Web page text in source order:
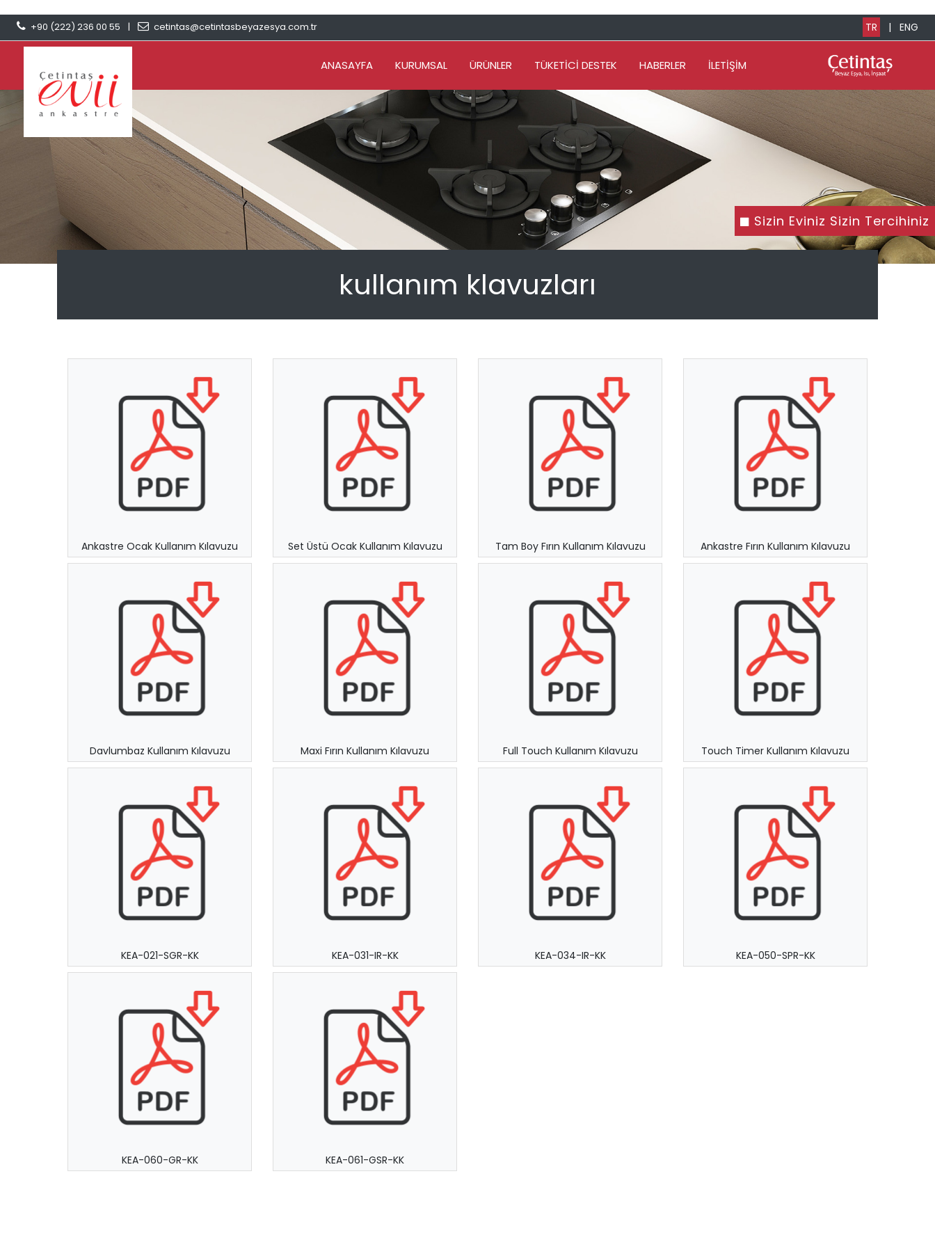
+90 (222) 236 00 55 | cetintas@cetintasbeyazesya.com.tr TR | ENG
ANASAYFA KURUMSAL ÜRÜNLER TÜKETİCİ DESTEK HABERLER İLETİŞİM
Sizin Eviniz Sizin Tercihiniz
kullanım klavuzları
Ankastre Ocak Kullanım Kılavuzu Set Üstü Ocak Kullanım Kılavuzu Tam Boy Fırın Kullanım Kılavuzu Ankastre Fırın Kullanım Kılavuzu
Davlumbaz Kullanım Kılavuzu Maxi Fırın Kullanım Kılavuzu Full Touch Kullanım Kılavuzu Touch Timer Kullanım Kılavuzu
KEA-021-SGR-KK KEA-031-IR-KK KEA-034-IR-KK KEA-050-SPR-KK
KEA-060-GR-KK KEA-061-GSR-KK